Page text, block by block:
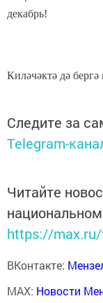
декабрь!
Киләчәктә дә
Следите за
Telegram-
Читайте
https://
ВКонтакте:
MAX: Новости